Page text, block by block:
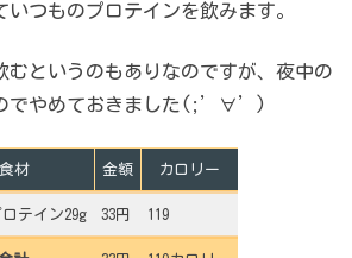
つものプロテインを飲みます。
むというのもありなのですが、夜中の
でやめておきました(;’∀’)
食材 金額 カロリー
テイン29g 33円 119